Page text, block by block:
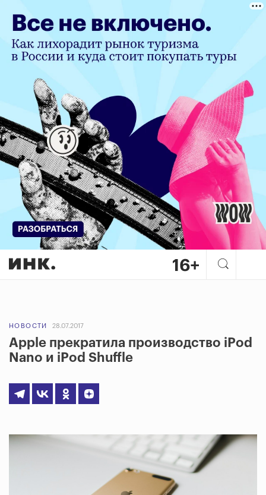
НОВОСТИ 28.07.2017
Apple прекратила производство iPod
Nano и iPod Shuffle